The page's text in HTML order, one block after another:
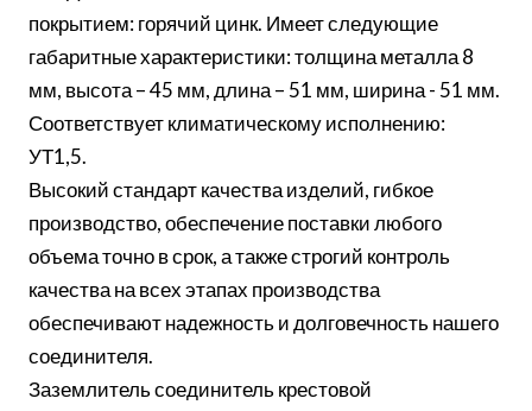
покрытием: горячий цинк. Имеет следующие
габаритные характеристики: толщина металла 8
мм, высота – 45 мм, длина – 51 мм, ширина - 51 мм.
Соответствует климатическому исполнению:
УТ1,5.
Высокий стандарт качества изделий, гибкое
производство, обеспечение поставки любого
объема точно в срок, а также строгий контроль
качества на всех этапах производства
обеспечивают надежность и долговечность нашего
соединителя.
Заземлитель соединитель крестовой